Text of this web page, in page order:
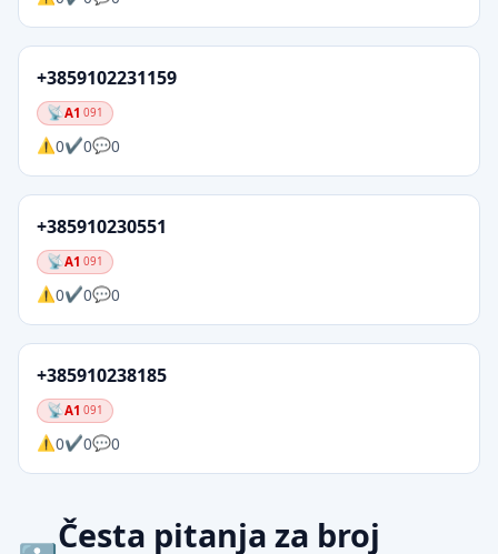
+3859102231159
A1 091
0 0 0
+385910230551
A1 091
0 0 0
+385910238185
A1 091
0 0 0
Česta pitanja za broj